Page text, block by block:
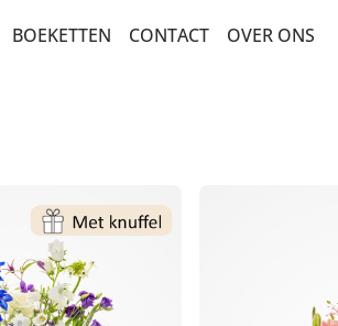
BOEKETTEN
LUXE-CADEAUBOEKETTEN
SEIZOENSBOEKETTEN
ROZEN
CONTACT OVER ONS